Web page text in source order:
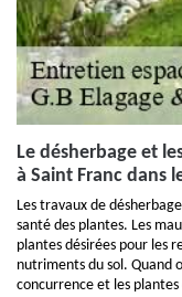
Le désherbage et
à Saint Franc dans
Les travaux de
santé des plantes. Les
plantes désirées pour les
nutriments du sol. Quand
concurrence et les